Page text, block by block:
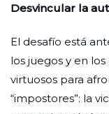
Desvincular la
El desafío está
los juegos y en
virtuosos para
“impostores”: la